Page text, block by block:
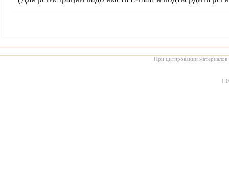
При цитировании материалов
[